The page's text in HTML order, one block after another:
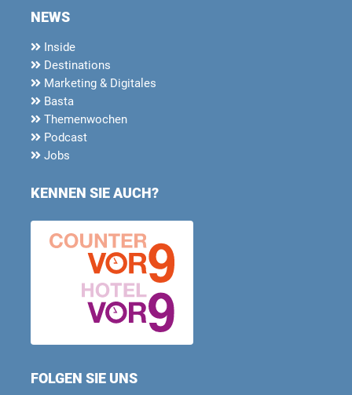
NEWS
Inside
Destinations
Marketing & Digitales
Basta
Themenwochen
Podcast
Jobs
KENNEN SIE AUCH?
FOLGEN SIE UNS